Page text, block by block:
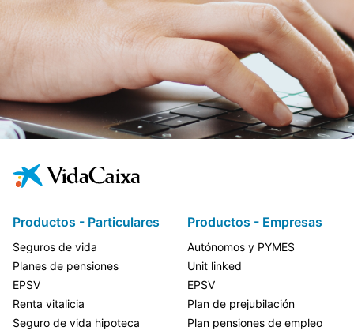
Productos - Particulares
Seguros de vida
Planes de pensiones
EPSV
Renta vitalicia
Seguro de vida hipoteca
Productos - Empresas
Autónomos y PYMES
Unit linked
EPSV
Plan de prejubilación
Plan pensiones de empleo